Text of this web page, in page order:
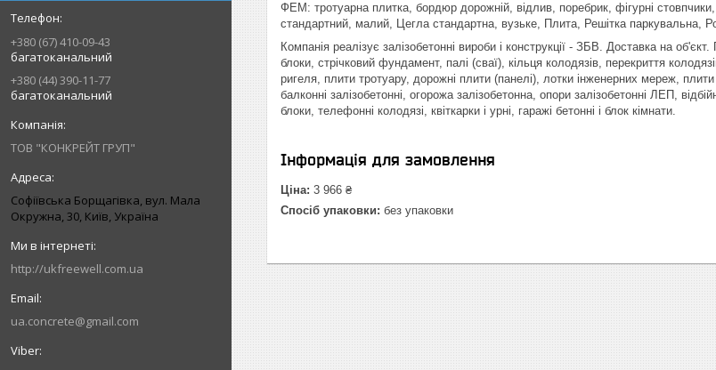
+380 (67) 410-09-43
багатоканальний
+380 (44) 390-11-77
багатоканальний
ТОВ "КОНКРЕЙТ ГРУП"
Софіївська Борщагівка, вул. Мала
Окружна, 30, Київ, Україна
http://ukfreewell.com.ua
ua.concrete@gmail.com
ФЕМ: тротуарна плитка, бордюр дорожній, відлив, поребрик, фігурні
стандартний, малий, Цегла стандартна, вузьке, Плита, Решітка паркувальна,
Компанія реалізує залізобетонні вироби і конструкції - ЗБВ. Доставка на
блоки, стрічковий фундамент, палі (сваї), кільця колодязів, перекриття
ригеля, плити тротуару, дорожні плити (панелі), лотки інженерних мереж,
балконні залізобетонні, огорожа залізобетонна, опори залізобетонні ЛЕП,
блоки, телефонні колодязі, квіткарки і урні, гаражі бетонні і блок кімнати.
Інформація для замовлення
Ціна: 3 966 ₴
Спосіб упаковки: без упаковки